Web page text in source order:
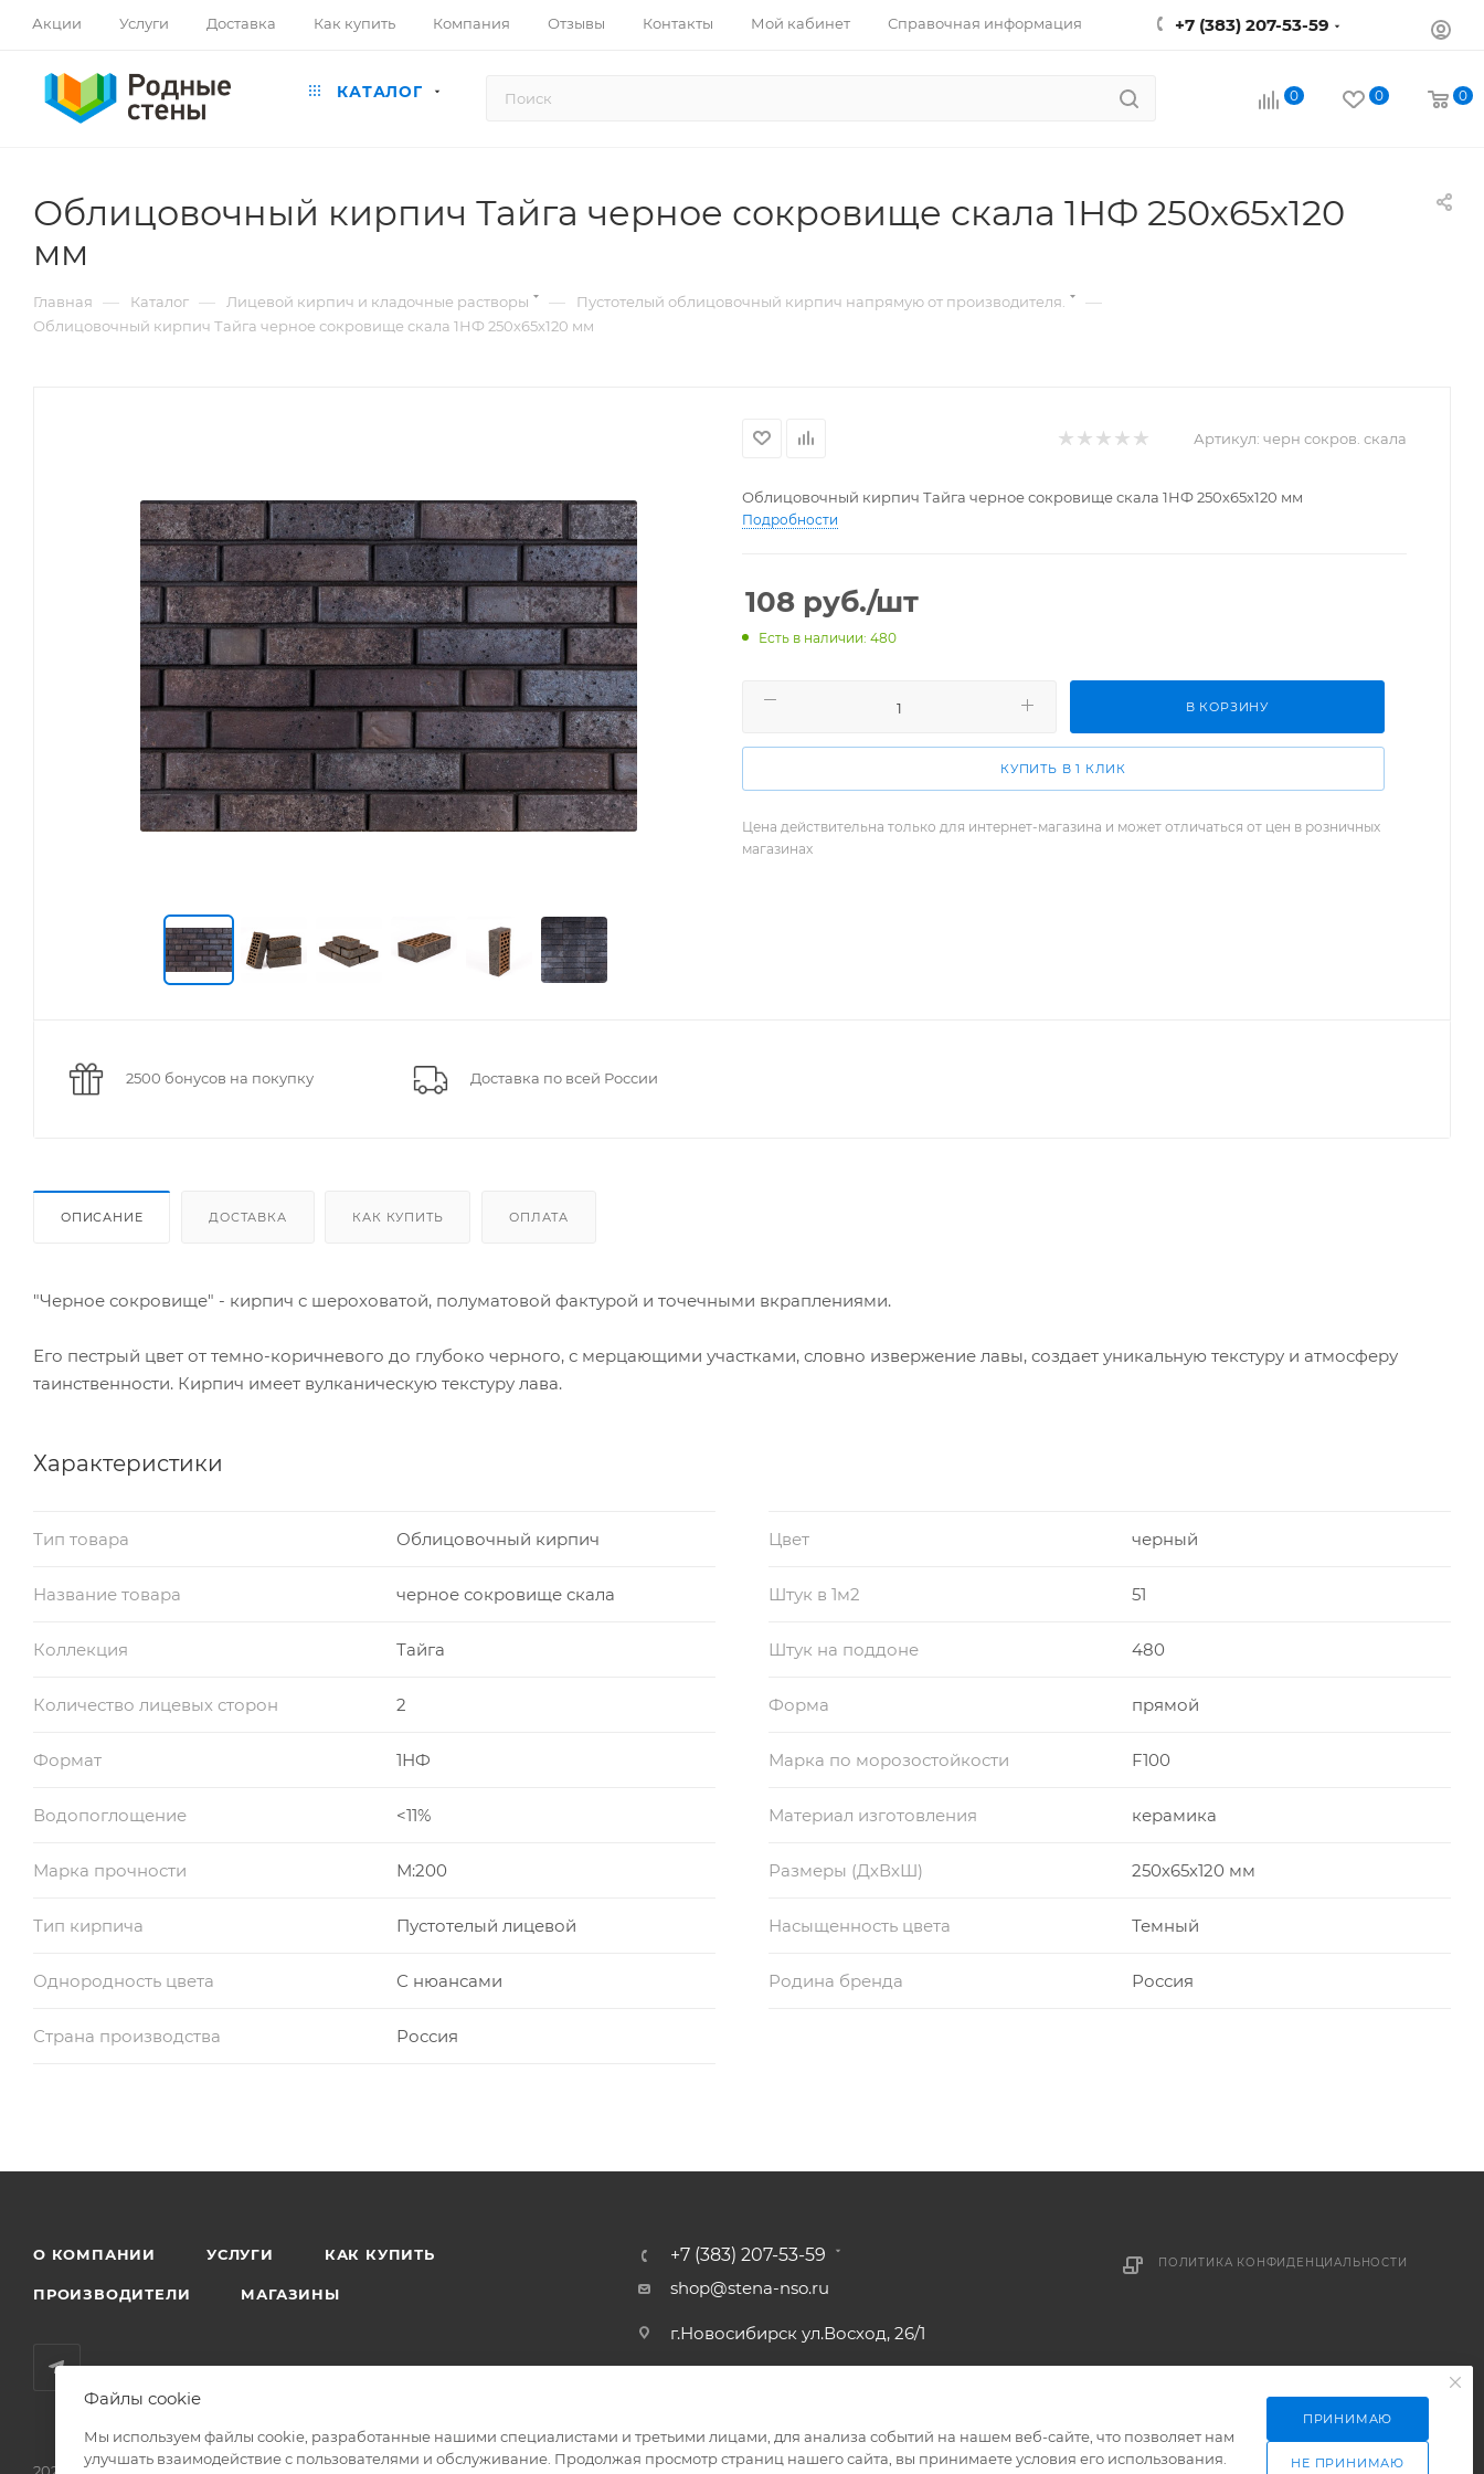
Акции Услуги Доставка Как купить Компания Отзывы Контакты Мой кабинет Справочная информация +7 (383) 207-53-59
КАТАЛОГ 0 0 0
Облицовочный кирпич Тайга черное сокровище скала 1НФ 250х65х120
мм
Главная — Каталог — Лицевой кирпич и кладочные растворы — Пустотелый облицовочный кирпич напрямую от производителя. —
Облицовочный кирпич Тайга черное сокровище скала 1НФ 250х65х120 мм
Артикул: черн сокров. скала
Облицовочный кирпич Тайга черное сокровище скала 1НФ 250х65х120 мм
Подробности
108 руб./шт
Есть в наличии: 480
В КОРЗИНУ
КУПИТЬ В 1 КЛИК
Цена действительна только для интернет-магазина и может отличаться от цен в розничных
магазинах
2500 бонусов на покупку Доставка по всей России
ОПИСАНИЕ ДОСТАВКА КАК КУПИТЬ ОПЛАТА
"Черное сокровище" - кирпич с шероховатой, полуматовой фактурой и точечными вкраплениями.
Его пестрый цвет от темно-коричневого до глубоко черного, с мерцающими участками, словно извержение лавы, создает уникальную текстуру и атмосферу
таинственности. Кирпич имеет вулканическую текстуру лава.
Характеристики
Тип товара Облицовочный кирпич Цвет черный
Название товара черное сокровище скала Штук в 1м2 51
Коллекция Тайга Штук на поддоне 480
Количество лицевых сторон 2 Форма прямой
Формат 1НФ Марка по морозостойкости F100
Водопоглощение <11% Материал изготовления керамика
Марка прочности М:200 Размеры (ДхВхШ) 250х65х120 мм
Тип кирпича Пустотелый лицевой Насыщенность цвета Темный
Однородность цвета С нюансами Родина бренда Россия
Страна производства Россия
О КОМПАНИИ УСЛУГИ КАК КУПИТЬ
ПРОИЗВОДИТЕЛИ МАГАЗИНЫ
+7 (383) 207-53-59
shop@stena-nso.ru
г.Новосибирск ул.Восход, 26/1
ПОЛИТИКА КОНФИДЕНЦИАЛЬНОСТИ
Файлы cookie
Мы используем файлы cookie, разработанные нашими специалистами и третьими лицами, для анализа событий на нашем веб-сайте, что позволяет нам
улучшать взаимодействие с пользователями и обслуживание. Продолжая просмотр страниц нашего сайта, вы принимаете условия его использования.
ПРИНИМАЮ
НЕ ПРИНИМАЮ